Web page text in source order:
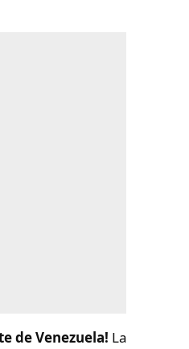
de Venezuela! La